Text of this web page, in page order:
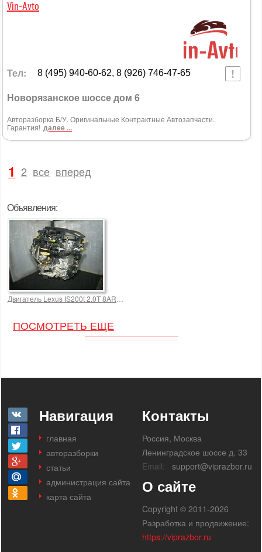
Объявления:
Двигатель Lexus IS200t 2.0T 8ARFTS
ПОСМОТРЕТЬ ЕЩЕ
Vin-Avto
Тел: 8 (495) 940-60-62, 8 (926) 746-47-65
Новорязанское шоссе дом 6
Авторазборка Б/У. Оригинальные Контрактные Автозапчасти.
Гарантия! далее ...
1 2 все вперед
Навигация
главная
авторазборки
статьи
администрация сайта
карта сайта
Контакты
Россия, Москва
Ленинградское шоссе д. 33
Email:
support@viprazbor.ru
О сайте
Copyright © 2011-2026
Разработка и продвижение:
https://viprazbor.ru